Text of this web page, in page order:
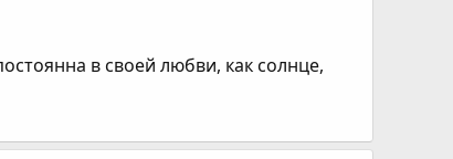
в своей любви, как солнце,